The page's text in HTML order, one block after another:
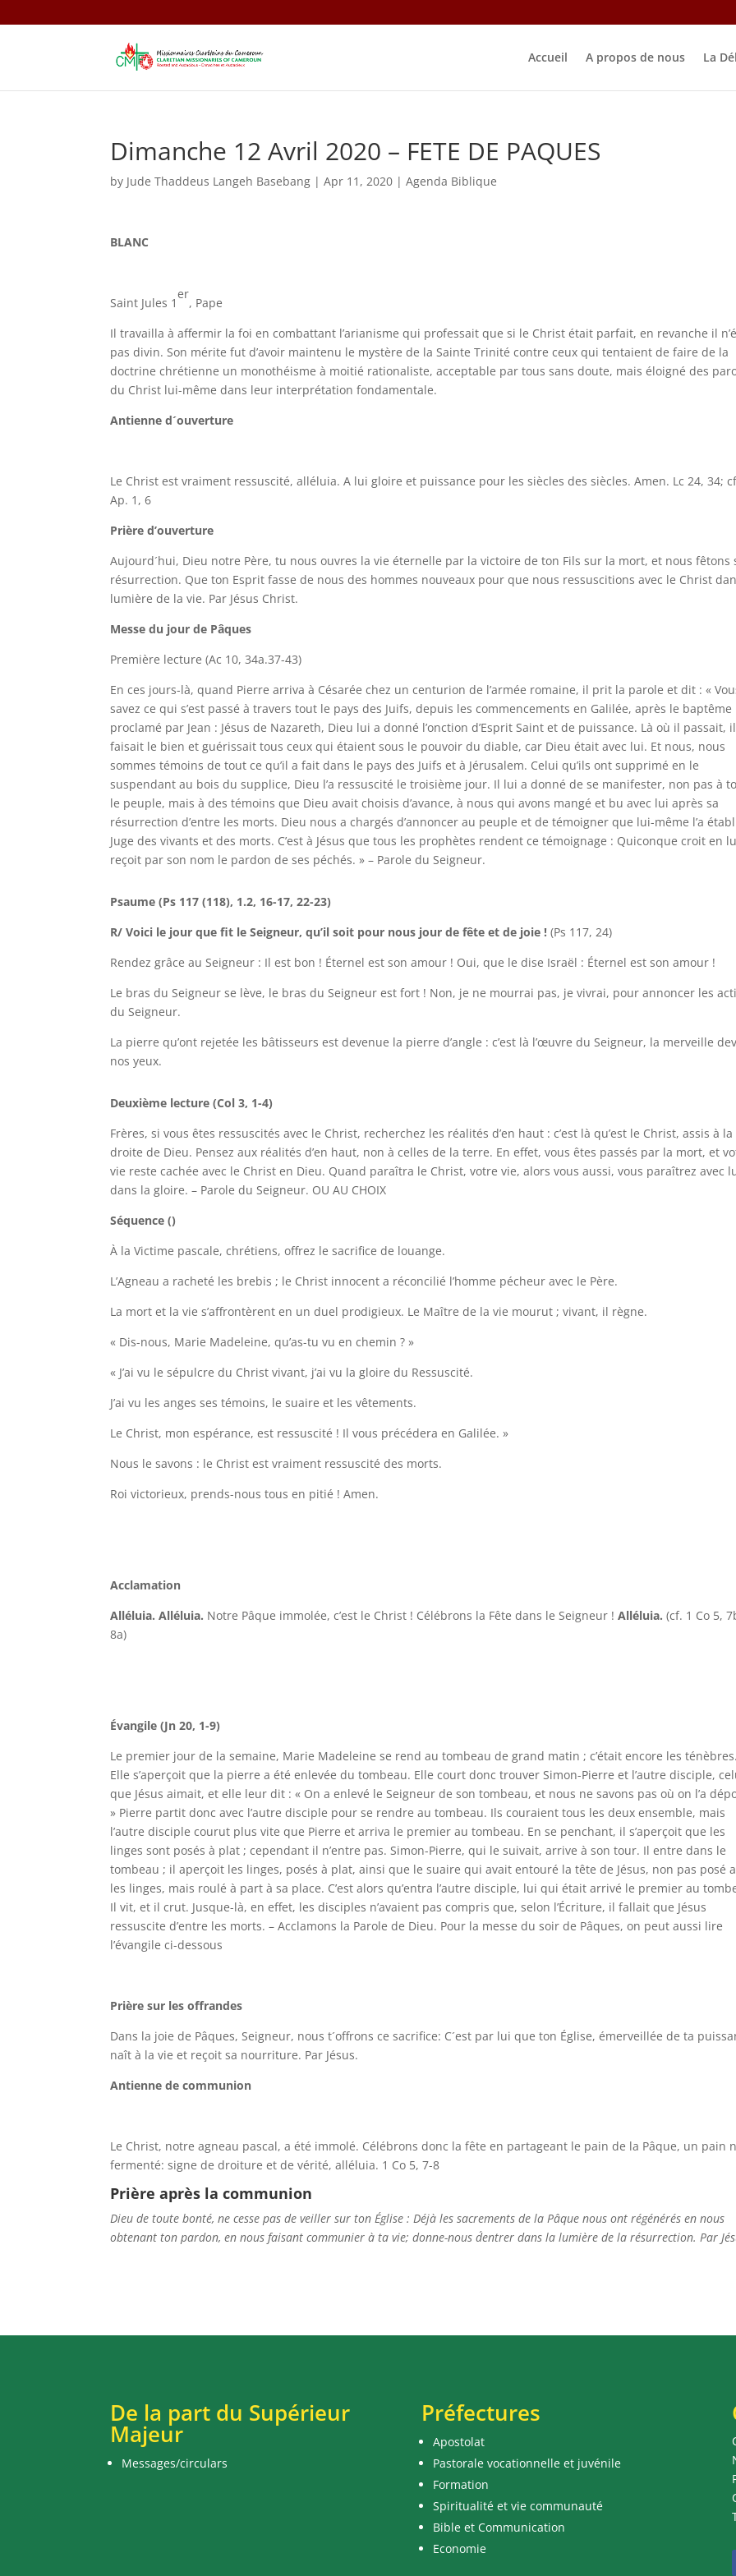
Accueil A propos de nous La
Dimanche 12 Avril 2020 – FETE DE PAQUES
by Jude Thaddeus Langeh Basebang |Apr 11, 2020 |Agenda Biblique
BLANC
Saint Jules 1
er
, Pape
Il travailla à affermir la foi en combattant l’arianisme qui professait que si le Christ était parfait, en revanche il
pas divin. Son mérite fut d’avoir maintenu le mystère de la Sainte Trinité contre ceux qui tentaient de faire de la
doctrine chrétienne un monothéisme à moitié rationaliste, acceptable par tous sans doute, mais éloigné des
du Christ lui-même dans leur interprétation fondamentale.
Antienne d´ouverture
Le Christ est vraiment ressuscité, alléluia. A lui gloire et puissance pour les siècles des siècles. Amen. Lc 24, 34;
Ap. 1, 6
Prière d’ouverture
Aujourd´hui, Dieu notre Père, tu nous ouvres la vie éternelle par la victoire de ton Fils sur la mort, et nous fêtons
résurrection. Que ton Esprit fasse de nous des hommes nouveaux pour que nous ressuscitions avec le Christ
lumière de la vie. Par Jésus Christ.
Messe du jour de Pâques
Première lecture (Ac 10, 34a.37-43)
En ces jours-là, quand Pierre arriva à Césarée chez un centurion de l’armée romaine, il prit la parole et dit : «
savez ce qui s’est passé à travers tout le pays des Juifs, depuis les commencements en Galilée, après le baptême
proclamé par Jean : Jésus de Nazareth, Dieu lui a donné l’onction d’Esprit Saint et de puissance. Là où il passait, il
faisait le bien et guérissait tous ceux qui étaient sous le pouvoir du diable, car Dieu était avec lui. Et nous, nous
sommes témoins de tout ce qu’il a fait dans le pays des Juifs et à Jérusalem. Celui qu’ils ont supprimé en le
suspendant au bois du supplice, Dieu l’a ressuscité le troisième jour. Il lui a donné de se manifester, non pas à
le peuple, mais à des témoins que Dieu avait choisis d’avance, à nous qui avons mangé et bu avec lui après sa
résurrection d’entre les morts. Dieu nous a chargés d’annoncer au peuple et de témoigner que lui-même l’a
Juge des vivants et des morts. C’est à Jésus que tous les prophètes rendent ce témoignage : Quiconque croit en
reçoit par son nom le pardon de ses péchés. » – Parole du Seigneur.
Psaume (Ps 117 (118), 1.2, 16-17, 22-23)
R/ Voici le jour que fit le Seigneur, qu’il soit pour nous jour de fête et de joie ! (Ps 117, 24)
Rendez grâce au Seigneur : Il est bon ! Éternel est son amour ! Oui, que le dise Israël : Éternel est son amour !
Le bras du Seigneur se lève, le bras du Seigneur est fort ! Non, je ne mourrai pas, je vivrai, pour annoncer les
du Seigneur.
La pierre qu’ont rejetée les bâtisseurs est devenue la pierre d’angle : c’est là l’œuvre du Seigneur, la merveille
nos yeux.
Deuxième lecture (Col 3, 1-4)
Frères, si vous êtes ressuscités avec le Christ, recherchez les réalités d’en haut : c’est là qu’est le Christ, assis à la
droite de Dieu. Pensez aux réalités d’en haut, non à celles de la terre. En effet, vous êtes passés par la mort, et
vie reste cachée avec le Christ en Dieu. Quand paraîtra le Christ, votre vie, alors vous aussi, vous paraîtrez avec
dans la gloire. – Parole du Seigneur. OU AU CHOIX
Séquence ()
À la Victime pascale, chrétiens, offrez le sacrifice de louange.
L’Agneau a racheté les brebis ; le Christ innocent a réconcilié l’homme pécheur avec le Père.
La mort et la vie s’affrontèrent en un duel prodigieux. Le Maître de la vie mourut ; vivant, il règne.
« Dis-nous, Marie Madeleine, qu’as-tu vu en chemin ? »
« J’ai vu le sépulcre du Christ vivant, j’ai vu la gloire du Ressuscité.
J’ai vu les anges ses témoins, le suaire et les vêtements.
Le Christ, mon espérance, est ressuscité ! Il vous précédera en Galilée. »
Nous le savons : le Christ est vraiment ressuscité des morts.
Roi victorieux, prends-nous tous en pitié ! Amen.
Acclamation
Alléluia. Alléluia. Notre Pâque immolée, c’est le Christ ! Célébrons la Fête dans le Seigneur !Alléluia. (cf. 1 Co 5,
8a)
Évangile (Jn 20, 1-9)
Le premier jour de la semaine, Marie Madeleine se rend au tombeau de grand matin ; c’était encore les ténèbres.
Elle s’aperçoit que la pierre a été enlevée du tombeau. Elle court donc trouver Simon-Pierre et l’autre disciple,
que Jésus aimait, et elle leur dit : « On a enlevé le Seigneur de son tombeau, et nous ne savons pas où on l’a
» Pierre partit donc avec l’autre disciple pour se rendre au tombeau. Ils couraient tous les deux ensemble, mais
l’autre disciple courut plus vite que Pierre et arriva le premier au tombeau. En se penchant, il s’aperçoit que les
linges sont posés à plat ; cependant il n’entre pas. Simon-Pierre, qui le suivait, arrive à son tour. Il entre dans le
tombeau ; il aperçoit les linges, posés à plat, ainsi que le suaire qui avait entouré la tête de Jésus, non pas posé
les linges, mais roulé à part à sa place. C’est alors qu’entra l’autre disciple, lui qui était arrivé le premier au
Il vit, et il crut. Jusque-là, en effet, les disciples n’avaient pas compris que, selon l’Écriture, il fallait que Jésus
ressuscite d’entre les morts. – Acclamons la Parole de Dieu. Pour la messe du soir de Pâques, on peut aussi lire
l’évangile ci-dessous
Prière sur les offrandes
Dans la joie de Pâques, Seigneur, nous t´offrons ce sacrifice: C´est par lui que ton Église, émerveillée de ta
naît à la vie et reçoit sa nourriture. Par Jésus.
Antienne de communion
Le Christ, notre agneau pascal, a été immolé. Célébrons donc la fête en partageant le pain de la Pâque, un pain
fermenté: signe de droiture et de vérité, alléluia. 1 Co 5, 7-8
Prière après la communion
Dieu de toute bonté, ne cesse pas de veiller sur ton Église : Déjà les sacrements de la Pâque nous ont régénérés en nous
obtenant ton pardon, en nous faisant communier à ta vie; donne-nous d´entrer dans la lumière de la résurrection. Par
De la part du Supérieur
Majeur
Messages/circulars
Préfectures
Apostolat
Pastorale vocationnelle et juvénile
Formation
Spiritualité et vie communauté
Bible et Communication
Economie